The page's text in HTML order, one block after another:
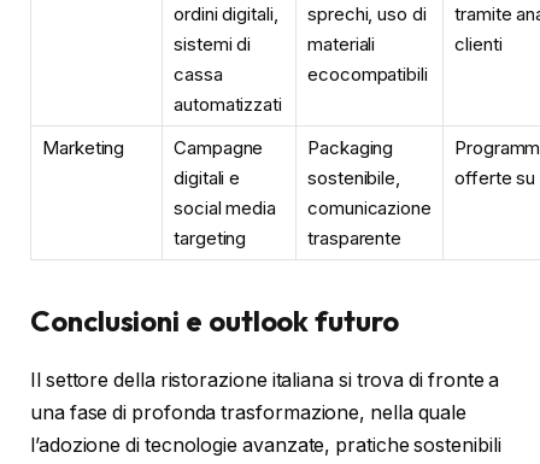
ordini digitali,
sistemi di
cassa
automatizzati
sprechi, uso di
materiali
ecocompatibili
tramite
clienti
Marketing
Campagne
digitali e
social media
targeting
Packaging
sostenibile,
comunicazione
trasparente
offerte su
Conclusioni e outlook futuro
Il settore della ristorazione italiana si trova di fronte a
una fase di profonda trasformazione, nella quale
l’adozione di tecnologie avanzate, pratiche sostenibili